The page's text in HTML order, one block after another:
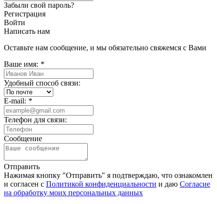
Забыли свой пароль?
Регистрация
Войти
Написать нам
Оставьте нам сообщение, и мы обязательно свяжемся с Вами
Ваше имя: *
Удобный способ связи:
E-mail: *
Телефон для связи:
Сообщение
Отправить
Нажимая кнопку "Отправить" я подтверждаю, что ознакомлен
и согласен с Политикой конфиденциальности и даю Согласие
на обработку моих персональных данных